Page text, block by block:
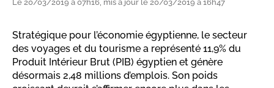
Le 20/03/2019 à 07h16, mis à jour le 20/03/2019 à 16h47
Stratégique pour l’économie égyptienne, le secteur
des voyages et du tourisme a représenté 11,9% du
Produit Intérieur Brut (PIB) égyptien et génère
désormais 2,48 millions d’emplois. Son poids